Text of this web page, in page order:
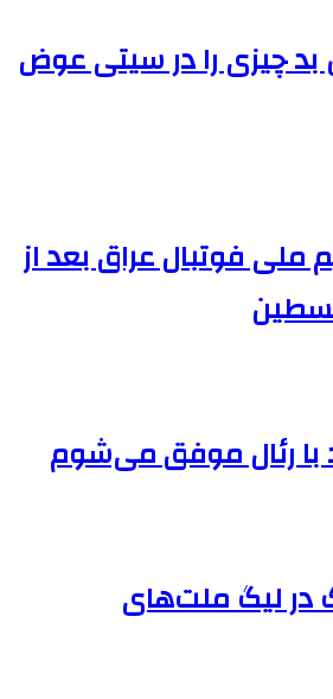
چیزی را در سیتی عوض
ملی فوتبال عراق بعد از
با رئال موفق می‌شوم
در لیگ ملت‌های